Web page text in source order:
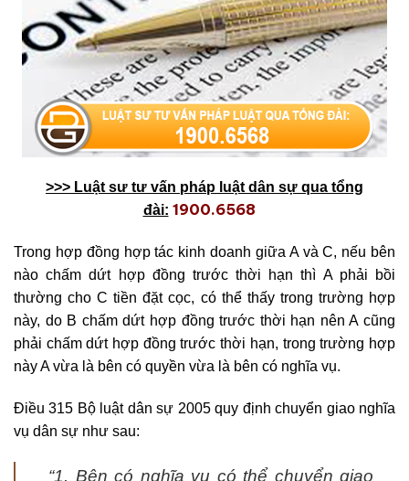
>>> Luật sư tư vấn pháp luật dân sự qua tổng
đài: 1900.6568
Trong hợp đồng hợp tác kinh doanh giữa A và C, nếu bên
nào chấm dứt hợp đồng trước thời hạn thì A phải bồi
thường cho C tiền đặt cọc, có thể thấy trong trường hợp
này, do B chấm dứt hợp đồng trước thời hạn nên A cũng
phải chấm dứt hợp đồng trước thời hạn, trong trường hợp
này A vừa là bên có quyền vừa là bên có nghĩa vụ.
Điều 315 Bộ luật dân sự 2005 quy định chuyển giao nghĩa
vụ dân sự như sau:
“1. Bên có nghĩa vụ có thể chuyển giao